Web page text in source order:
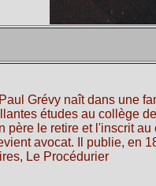
Grévy naît dans une
études au collège
père le retire et l'inscrit
avocat. Il publie, en
Le Procédurier